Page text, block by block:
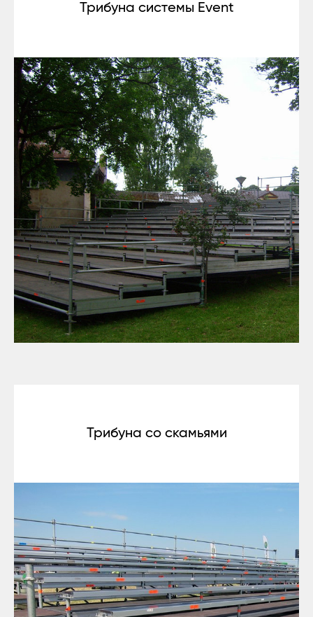
Трибуна системы Event
Трибуна со скамьями